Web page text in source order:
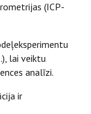
(ICP-
lai veiktu
analīzi.
ir